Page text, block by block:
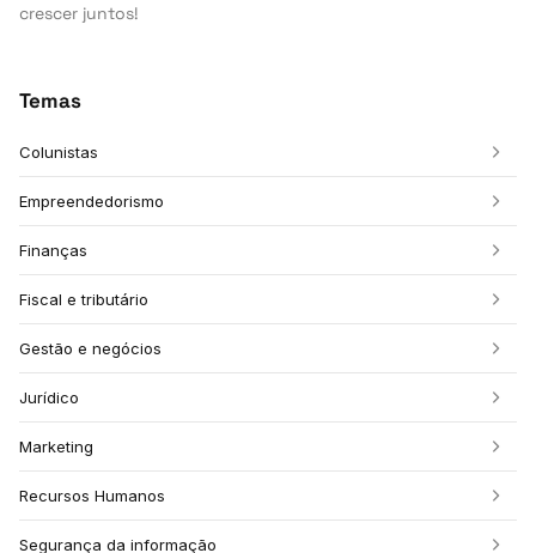
crescer juntos!
Temas
Colunistas
Empreendedorismo
Finanças
Fiscal e tributário
Gestão e negócios
Jurídico
Marketing
Recursos Humanos
Segurança da informação